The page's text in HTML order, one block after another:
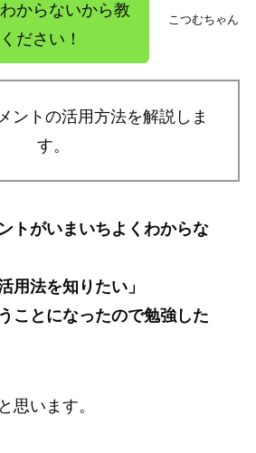
こつむちゃん
からないから教
ださい！
ントの活用方法を解説しま
す。
トがいまいちよくわからな
用法を知りたい」
ことになったので勉強した
思います。